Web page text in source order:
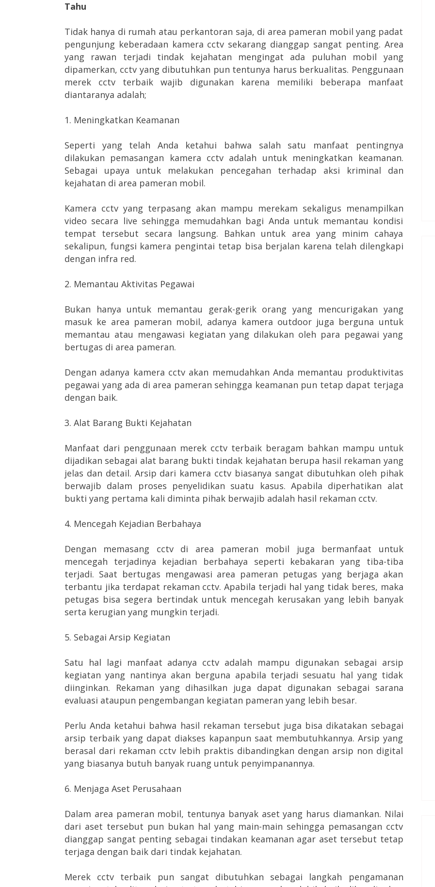
Tahu
Tidak hanya di rumah atau perkantoran saja, di area pameran mobil yang padat
pengunjung keberadaan kamera cctv sekarang dianggap sangat penting. Area
yang rawan terjadi tindak kejahatan mengingat ada puluhan mobil yang
dipamerkan, cctv yang dibutuhkan pun tentunya harus berkualitas. Penggunaan
merek cctv terbaik wajib digunakan karena memiliki beberapa manfaat
diantaranya adalah;
1. Meningkatkan Keamanan
Seperti yang telah Anda ketahui bahwa salah satu manfaat pentingnya
dilakukan pemasangan kamera cctv adalah untuk meningkatkan keamanan.
Sebagai upaya untuk melakukan pencegahan terhadap aksi kriminal dan
kejahatan di area pameran mobil.
Kamera cctv yang terpasang akan mampu merekam sekaligus menampilkan
video secara live sehingga memudahkan bagi Anda untuk memantau kondisi
tempat tersebut secara langsung. Bahkan untuk area yang minim cahaya
sekalipun, fungsi kamera pengintai tetap bisa berjalan karena telah dilengkapi
dengan infra red.
2. Memantau Aktivitas Pegawai
Bukan hanya untuk memantau gerak-gerik orang yang mencurigakan yang
masuk ke area pameran mobil, adanya kamera outdoor juga berguna untuk
memantau atau mengawasi kegiatan yang dilakukan oleh para pegawai yang
bertugas di area pameran.
Dengan adanya kamera cctv akan memudahkan Anda memantau produktivitas
pegawai yang ada di area pameran sehingga keamanan pun tetap dapat terjaga
dengan baik.
3. Alat Barang Bukti Kejahatan
Manfaat dari penggunaan merek cctv terbaik beragam bahkan mampu untuk
dijadikan sebagai alat barang bukti tindak kejahatan berupa hasil rekaman yang
jelas dan detail. Arsip dari kamera cctv biasanya sangat dibutuhkan oleh pihak
berwajib dalam proses penyelidikan suatu kasus. Apabila diperhatikan alat
bukti yang pertama kali diminta pihak berwajib adalah hasil rekaman cctv.
4. Mencegah Kejadian Berbahaya
Dengan memasang cctv di area pameran mobil juga bermanfaat untuk
mencegah terjadinya kejadian berbahaya seperti kebakaran yang tiba-tiba
terjadi. Saat bertugas mengawasi area pameran petugas yang berjaga akan
terbantu jika terdapat rekaman cctv. Apabila terjadi hal yang tidak beres, maka
petugas bisa segera bertindak untuk mencegah kerusakan yang lebih banyak
serta kerugian yang mungkin terjadi.
5. Sebagai Arsip Kegiatan
Satu hal lagi manfaat adanya cctv adalah mampu digunakan sebagai arsip
kegiatan yang nantinya akan berguna apabila terjadi sesuatu hal yang tidak
diinginkan. Rekaman yang dihasilkan juga dapat digunakan sebagai sarana
evaluasi ataupun pengembangan kegiatan pameran yang lebih besar.
Perlu Anda ketahui bahwa hasil rekaman tersebut juga bisa dikatakan sebagai
arsip terbaik yang dapat diakses kapanpun saat membutuhkannya. Arsip yang
berasal dari rekaman cctv lebih praktis dibandingkan dengan arsip non digital
yang biasanya butuh banyak ruang untuk penyimpanannya.
6. Menjaga Aset Perusahaan
Dalam area pameran mobil, tentunya banyak aset yang harus diamankan. Nilai
dari aset tersebut pun bukan hal yang main-main sehingga pemasangan cctv
dianggap sangat penting sebagai tindakan keamanan agar aset tersebut tetap
terjaga dengan baik dari tindak kejahatan.
Merek cctv terbaik pun sangat dibutuhkan sebagai langkah pengamanan